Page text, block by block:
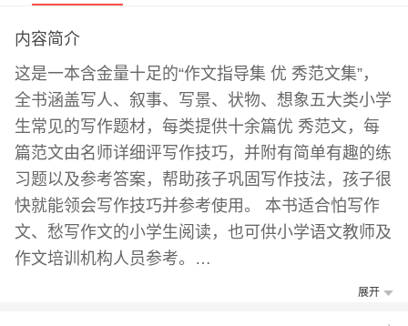
内容简介
这是一本含金量十足的“作文指导集 优 秀范文集”，
全书涵盖写人、叙事、写景、状物、想象五大类小学
生常见的写作题材，每类提供十余篇优 秀范文，每
篇范文由名师详细评写作技巧，并附有简单有趣的练
习题以及参考答案，帮助孩子巩固写作技法，孩子很
快就能领会写作技巧并参考使用。 本书适合怕写作
文、愁写作文的小学生阅读，也可供小学语文教师及
作文培训机构人员参考。
展开